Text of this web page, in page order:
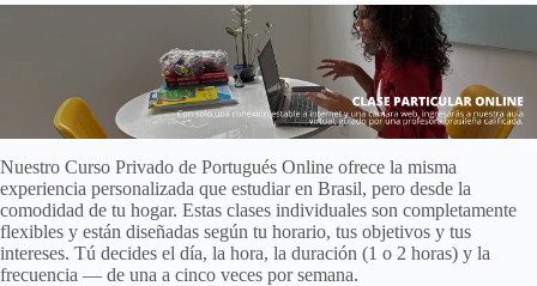
Nuestro Curso Privado de Portugués Online ofrece la misma
experiencia personalizada que estudiar en Brasil, pero desde la
comodidad de tu hogar. Estas clases individuales son completamente
flexibles y están diseñadas según tu horario, tus objetivos y tus
intereses. Tú decides el día, la hora, la duración (1 o 2 horas) y la
frecuencia — de una a cinco veces por semana.